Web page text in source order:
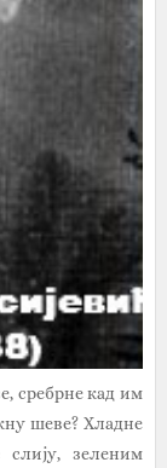
сребрне кад им
шеве? Хладне
зеленим